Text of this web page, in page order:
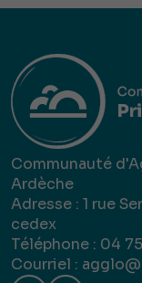
Communauté
Ardèche
Adresse : 1 rue
cedex
Téléphone : 04
Courriel :